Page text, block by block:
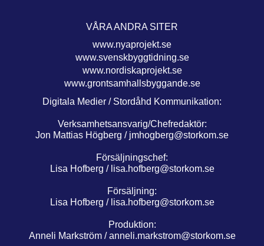
VÅRA ANDRA SITER
www.nyaprojekt.se
www.svenskbyggtidning.se
www.nordiskaprojekt.se
www.grontsamhallsbyggande.se
Digitala Medier / Stordåhd Kommunikation:
Verksamhetsansvarig/Chefredaktör:
Jon Mattias Högberg / jmhogberg@storkom.se
Försäljningschef:
Lisa Hofberg / lisa.hofberg@storkom.se
Försäljning:
Lisa Hofberg / lisa.hofberg@storkom.se
Produktion:
Anneli Markström /anneli.markstrom@storkom.se